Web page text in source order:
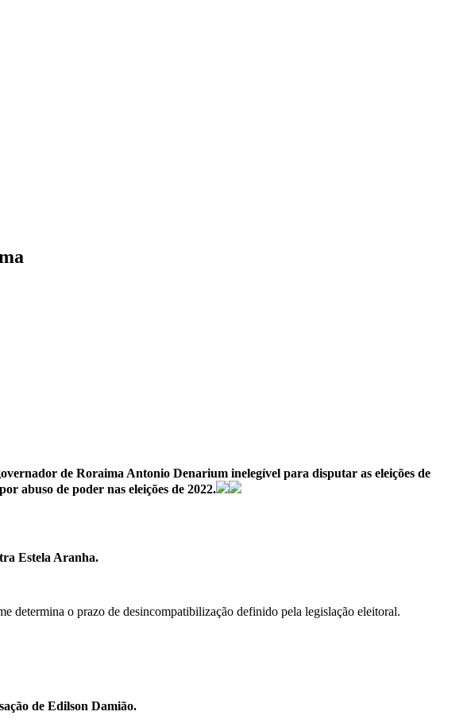
de Roraima Antonio Denarium inelegível para disputar as eleições de
abuso de poder nas eleições de 2022.
Estela Aranha.
determina o prazo de desincompatibilização definido pela legislação eleitoral.
de Edilson Damião.